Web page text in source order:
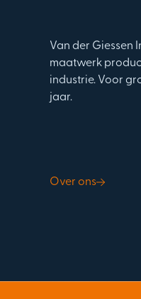
Van der Giessen
maatwerk
industrie. Voor
jaar.
Over ons